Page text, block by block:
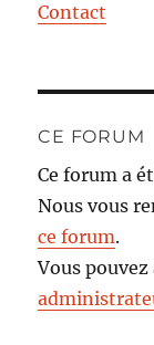
Contact
CE FORUM
Ce forum a
Nous vous
ce forum.
Vous